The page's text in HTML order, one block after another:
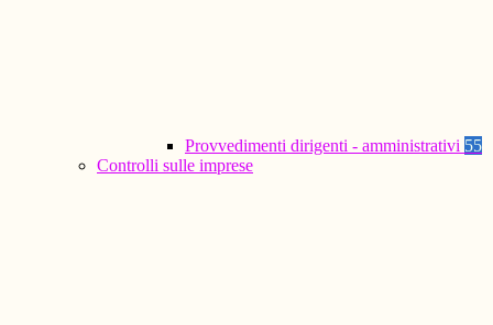
Provvedimenti dirigenti - amministrativi 55
Controlli sulle imprese